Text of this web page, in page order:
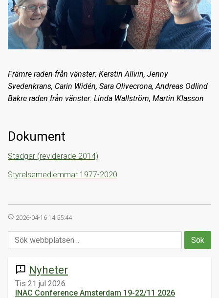
Främre raden från vänster: Kerstin Allvin, Jenny
Svedenkrans, Carin Widén, Sara Olivecrona, Andreas Odlind
Bakre raden från vänster: Linda Wallström, Martin Klasson
Dokument
Stadgar (reviderade 2014)
Styrelsemedlemmar 1977-2020
access_time 2026-04-16 14:55:44
announcement Nyheter
Tis 21 jul 2026
INAC Conference Amsterdam 19-22/11 2026